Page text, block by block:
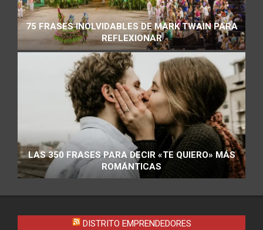
75 FRASES INOLVIDABLES DE MARK TWAIN PARA
REFLEXIONAR
LAS 350 FRASES PARA DECIR «TE QUIERO» MÁS
ROMÁNTICAS
DISTRITO EMPRENDEDORES